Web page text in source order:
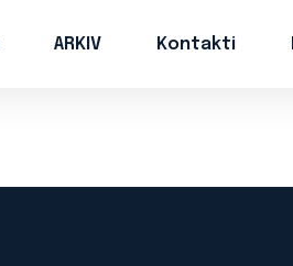
ARKIV Kontakti